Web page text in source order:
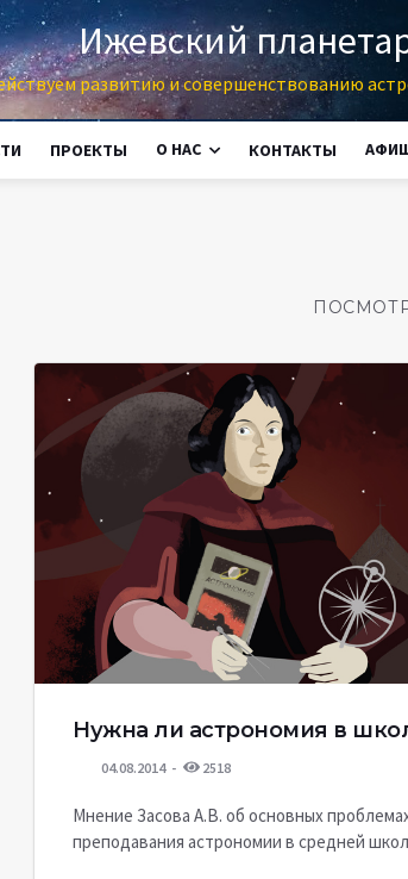
Ижевский
развитию и совершенствованию
ПРОЕКТЫ О НАС КОНТАКТЫ
Нужна ли астрономия в
04.08.2014 2518
Мнение Засова А.В. об основных
преподавания астрономии в средней